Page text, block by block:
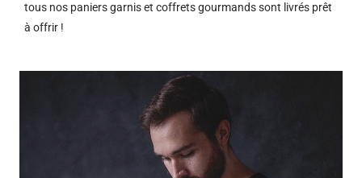
tous nos paniers garnis et coffrets gourmands sont livrés prêt
à offrir !